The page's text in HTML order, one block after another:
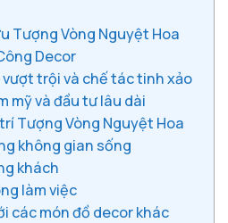
Tượng Vòng Nguyệt Hoa
Decor
trội và chế tác tinh xảo
mỹ và đầu tư lâu dài
Tượng Vòng Nguyệt Hoa
không gian sống
khách
làm việc
các món đồ decor khác